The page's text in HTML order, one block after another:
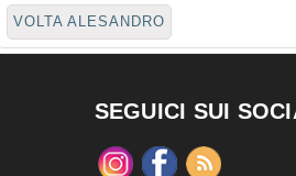
VOLTA ALESANDRO
SEGUICI SUI